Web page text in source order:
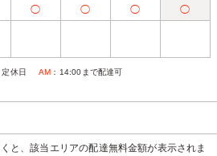
◯ ◯ ◯ ◯
定休日 AM ：14:00まで配達可
と、該当エリアの配達無料金額が表示されま